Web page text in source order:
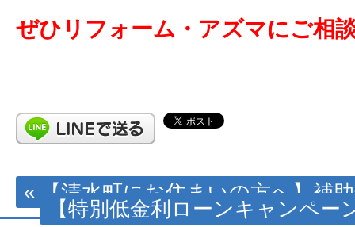
ぜひリフォーム・アズマにご相
« 【清水町にお住まいの方へ】補
【特別低金利ローンキャンペー